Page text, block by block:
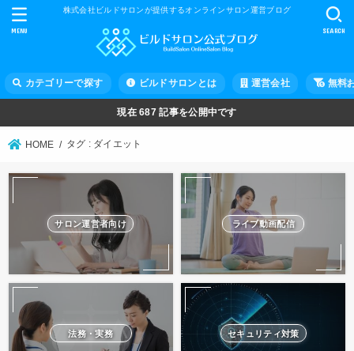
株式会社ビルドサロンが提供するオンラインサロン運営ブログ
カテゴリーで探す ビルドサロンとは 運営会社 無料
SEARCH
MENU
現在687 記事を公開中です
HOME タグ : ダイエット
サロン運営者向け ライブ動画配信
法務・実務 セキュリティ対策